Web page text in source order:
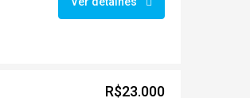
R$23.000